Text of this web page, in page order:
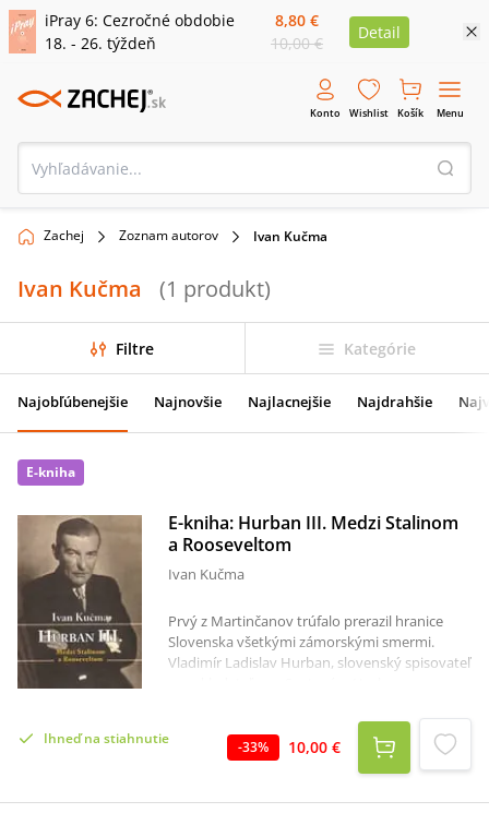
iPray 6: Cezročné obdobie
18. - 26. týždeň
8,80 €
10,00 €
Detail
Konto Wishlist Košík Menu
Zachej Zoznam autorov Ivan Kučma
Ivan Kučma (1 produkt)
Filtre Kategórie
Najobľúbenejšie Najnovšie Najlacnejšie Najdrahšie
E-kniha
E-kniha: Hurban III. Medzi Stalinom
a Rooseveltom
Ivan Kučma
Prvý z Martinčanov trúfalo prerazil hranice
Slovenska všetkými zámorskými smermi.
Vladimír Ladislav Hurban, slovenský spisovateľ
diplomatov v službách Československa. Autor
monografie ho vidí ako politika s dušou
klaviristu a básnika s dušou diplomata. V. L.
všetkých kontinentoch, v roku 1942 bol
Ihneď na stiahnutie -33% 10,00 €